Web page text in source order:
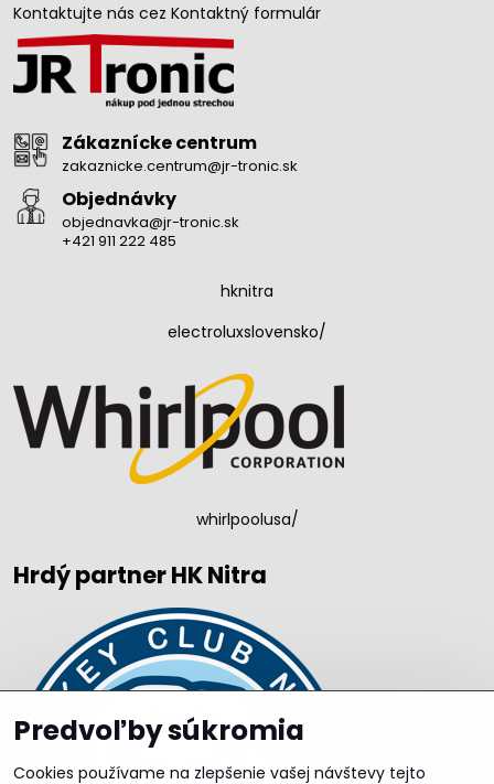
Kontaktujte nás cez Kontaktný formulár
Zákaznícke centrum
zakaznicke.centrum@jr-tronic.sk
Objednávky
objednavka@jr-tronic.sk
+421 911 222 485
hknitra
electroluxslovensko/
whirlpoolusa/
Hrdý partner HK Nitra
Predvoľby súkromia
Cookies používame na zlepšenie vašej návštevy tejto